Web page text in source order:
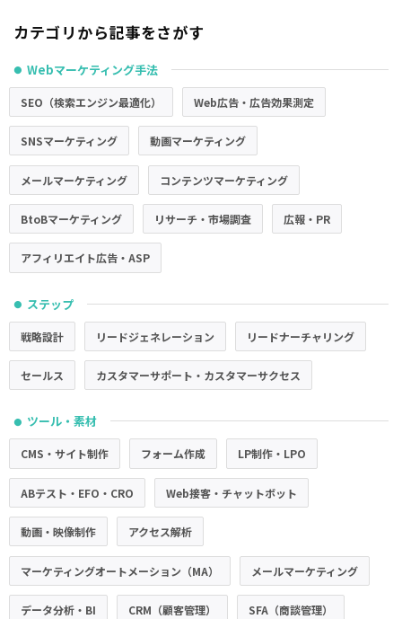
カテゴリから記事をさがす
● Webマーケティング手法
SEO（検索エンジン最適化） Web広告・広告効果測定
SNSマーケティング 動画マーケティング
メールマーケティング コンテンツマーケティング
BtoBマーケティング リサーチ・市場調査 広報・PR
アフィリエイト広告・ASP
● ステップ
戦略設計 リードジェネレーション リードナーチャリング
セールス カスタマーサポート・カスタマーサクセス
● ツール・素材
CMS・サイト制作 フォーム作成 LP制作・LPO
ABテスト・EFO・CRO Web接客・チャットボット
動画・映像制作 アクセス解析
マーケティングオートメーション（MA） メールマーケティング
データ分析・BI CRM（顧客管理） SFA（商談管理）